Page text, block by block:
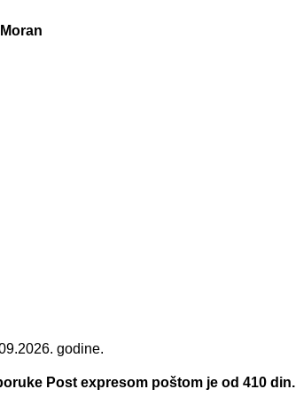
godine.
Post expresom poštom je od 410 din.